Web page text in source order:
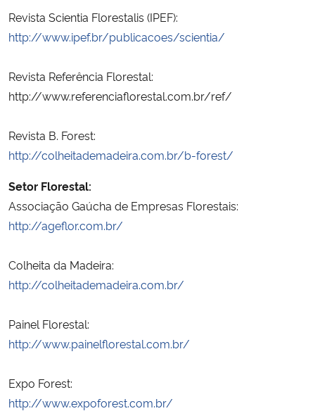
Revista Scientia Florestalis (IPEF):
http://www.ipef.br/publicacoes/scientia/
Revista Referência Florestal:
http://www.referenciaflorestal.com.br/ref/
Revista B. Forest:
http://colheitademadeira.com.br/b-forest/
Setor Florestal:
Associação Gaúcha de Empresas Florestais:
http://ageflor.com.br/
Colheita da Madeira:
http://colheitademadeira.com.br/
Painel Florestal:
http://www.painelflorestal.com.br/
Expo Forest:
http://www.expoforest.com.br/